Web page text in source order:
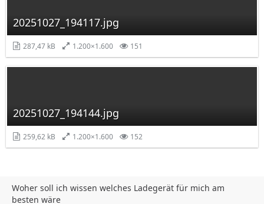
20251027_194117.jpg
287,47 kB 1.200×1.600 151
20251027_194144.jpg
259,62 kB 1.200×1.600 152
Woher soll ich wissen welches Ladegerät für mich am
besten wäre